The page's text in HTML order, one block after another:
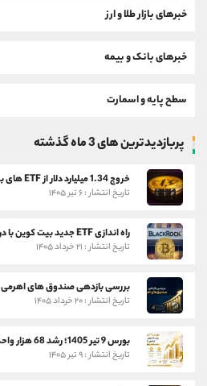
خبرهای بازار طلا و ارز
خبرهای بانک و بیمه
سطح پایه و اسمارت
پربازدیدترین های 3 ماه گذشته
خروج 1.34 میلیارد دلار از ETF های بیت کوین در یک هفته
تاریخ انتشار : ۶ تیر ۱۴۰۵
راه اندازی ETF جدید بیت کوین با درآمد ماهانه
تاریخ انتشار : ۲۱ خرداد ۱۴۰۵
بررسی بازدهی صندوق های اهرمی
تاریخ انتشار : ۲۰ خرداد ۱۴۰۵
تاریخ انتشار : ۹ تیر ۱۴۰۵